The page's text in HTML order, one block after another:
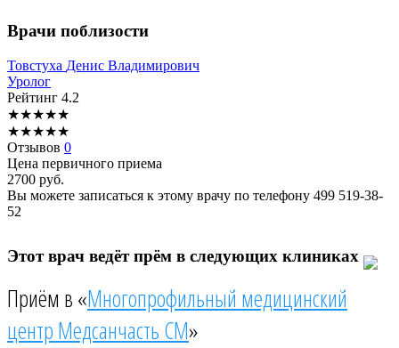
Врачи поблизости
Товстуха Денис Владимирович
Уролог
Рейтинг 4.2
★★★★★
★★★★★
Отзывов 0
Цена первичного приема
2700 руб.
Вы можете записаться к этому врачу по телефону 499 519-38-
52
Этот врач ведёт прём в следующих клиниках
Приём в «Многопрофильный медицинский
центр Медсанчасть СМ»